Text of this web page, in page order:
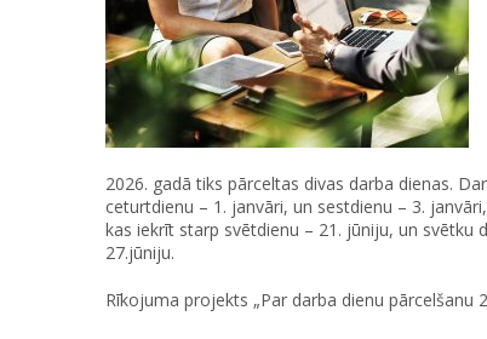
2026. gadā tiks pārceltas divas darba dienas.
ceturtdienu – 1. janvāri, un sestdienu – 3.
kas iekrīt starp svētdienu – 21. jūniju, un svētku
27.jūniju.
Rīkojuma projekts „Par darba dienu pārcelšanu